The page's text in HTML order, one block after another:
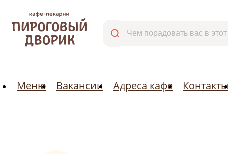
Меню
Меню Вакансии Адреса кафе Контакты